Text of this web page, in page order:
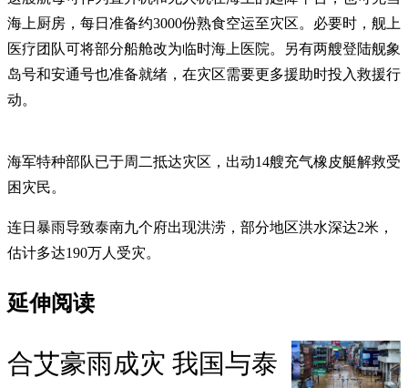
海上厨房，每日准备约3000份熟食空运至灾区。必要时，舰上
医疗团队可将部分船舱改为临时海上医院。另有两艘登陆舰象
岛号和安通号也准备就绪，在灾区需要更多援助时投入救援行
动。
海军特种部队已于周二抵达灾区，出动14艘充气橡皮艇解救受
困灾民。
连日暴雨导致泰南九个府出现洪涝，部分地区洪水深达2米，
估计多达190万人受灾。
延伸阅读
合艾豪雨成灾 我国与泰